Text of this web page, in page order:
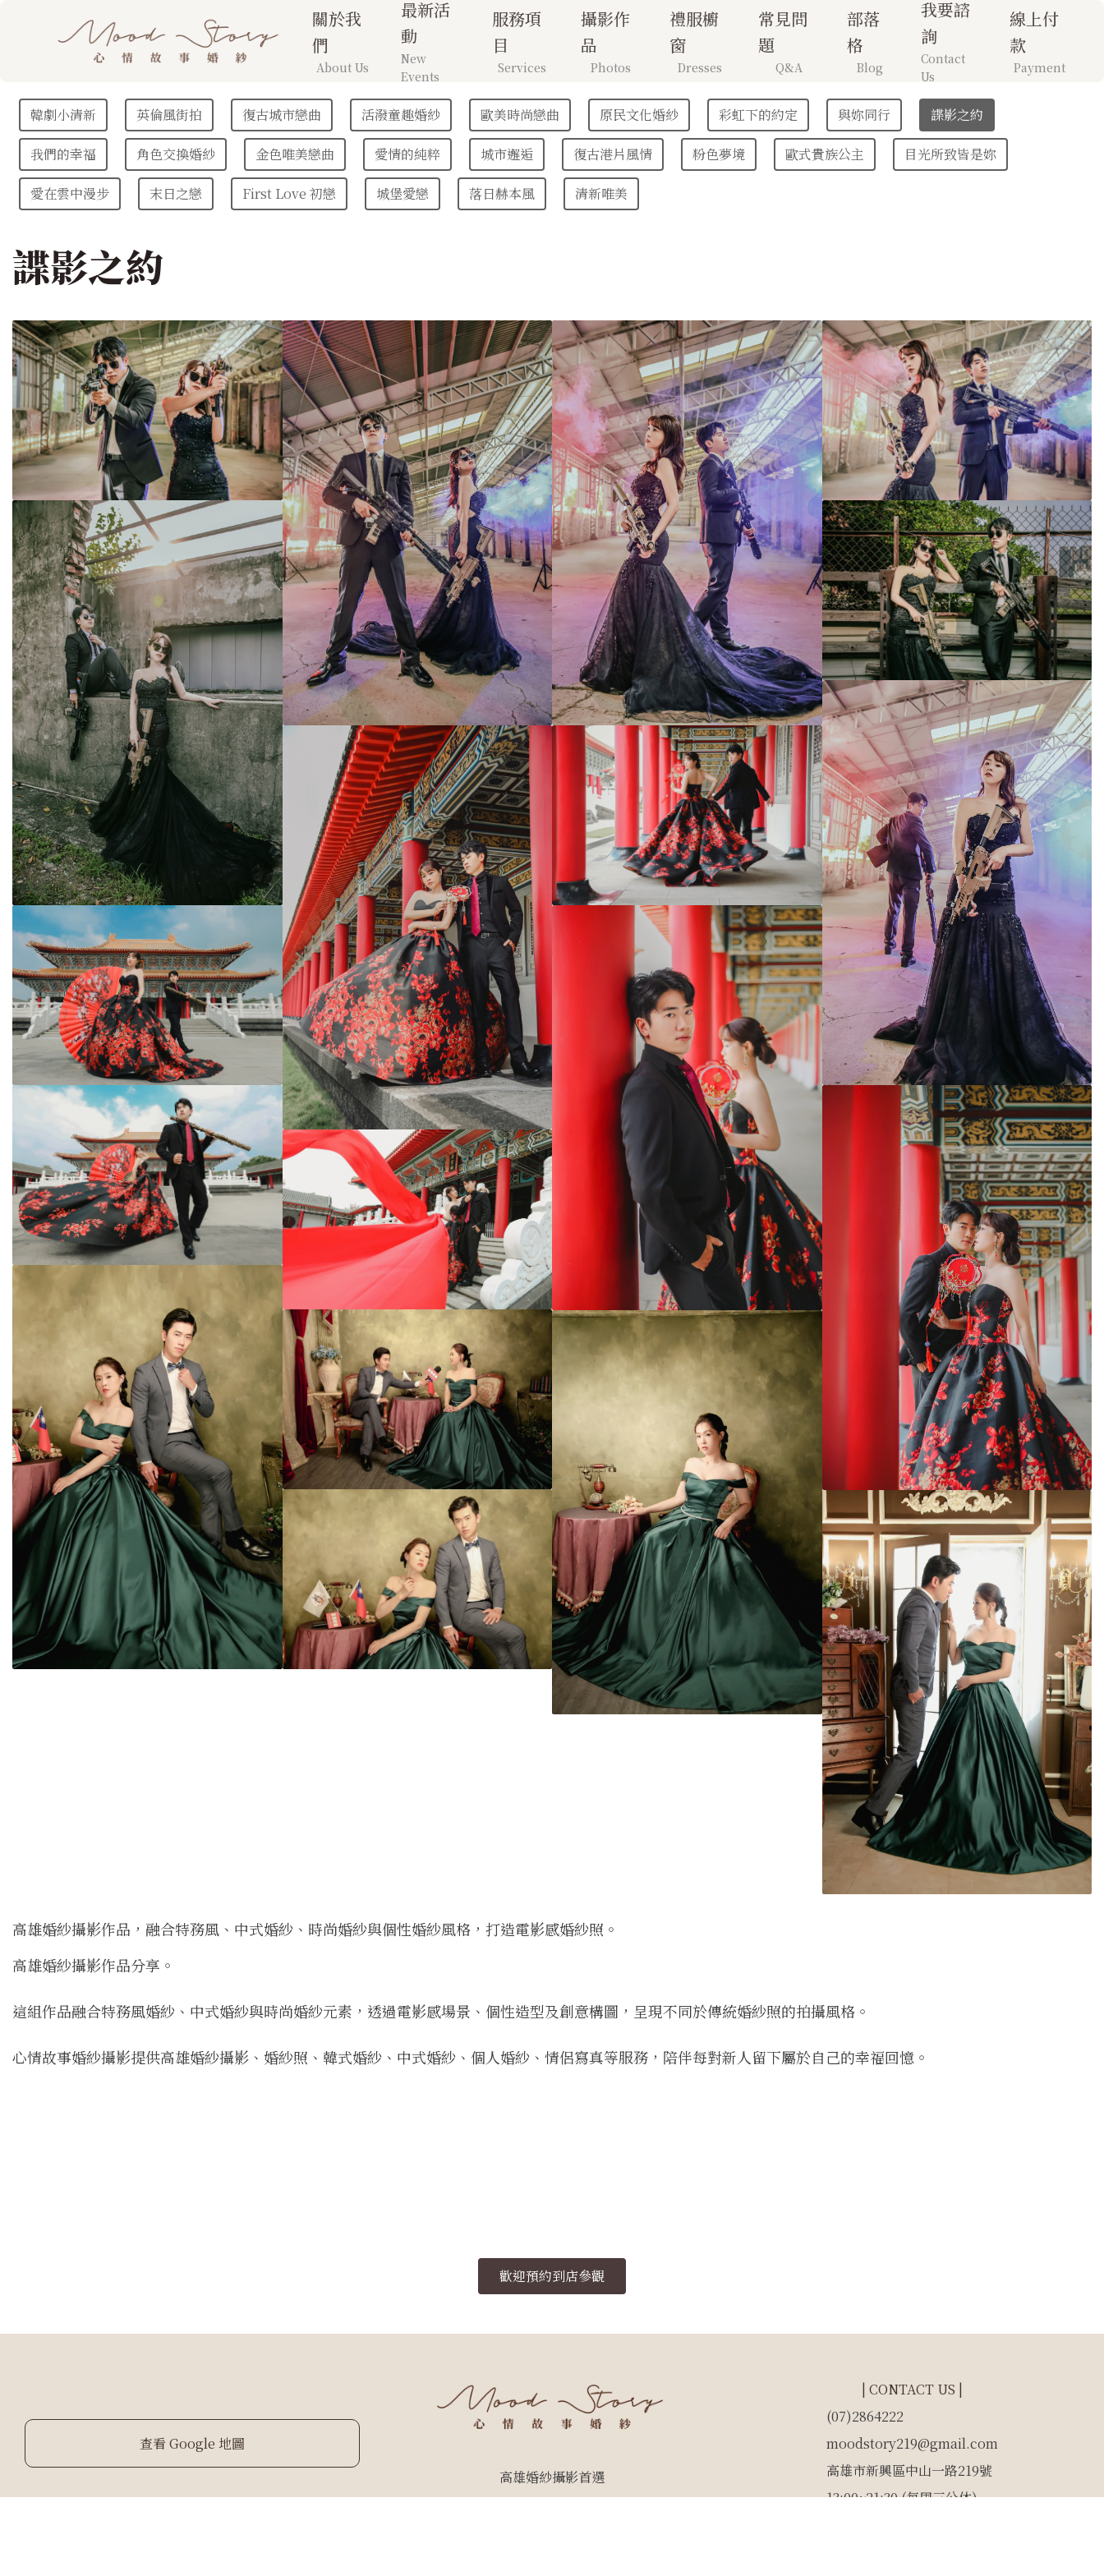
關於我
們
About Us
最新活
動
New
Events
服務項
目
Services
攝影作
品
Photos
禮服櫥
窗
Dresses
常見問
題
Q&A
部落
格
Blog
我要諮
詢
Contact
Us
線上付
款
Payment
韓劇小清新 英倫風街拍 復古城市戀曲 活潑童趣婚紗 歐美時尚戀曲 原民文化婚紗 彩虹下的約定 與妳同行 諜影之約
我們的幸福 角色交換婚紗 金色唯美戀曲 愛情的純粹 城市邂逅 復古港片風情 粉色夢境 歐式貴族公主 目光所致皆是妳
愛在雲中漫步 末日之戀 First Love 初戀 城堡愛戀 落日赫本風 清新唯美
諜影之約
高雄婚紗攝影作品，融合特務風、中式婚紗、時尚婚紗與個性婚紗風格，打造電影感婚紗照。
高雄婚紗攝影作品分享。
這組作品融合特務風婚紗、中式婚紗與時尚婚紗元素，透過電影感場景、個性造型及創意構圖，呈現不同於傳統婚紗照的拍攝風格。
心情故事婚紗攝影提供高雄婚紗攝影、婚紗照、韓式婚紗、中式婚紗、個人婚紗、情侶寫真等服務，陪伴每對新人留下屬於自己的幸福回憶。
歡迎預約到店參觀
查看 Google 地圖
高雄婚紗攝影首選
| CONTACT US |
(07)2864222
moodstory219@gmail.com
高雄市新興區中山一路219號
13:00~21:30 (每周三公休)